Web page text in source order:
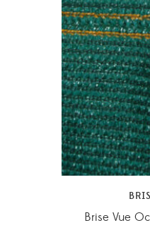
Brise Vue